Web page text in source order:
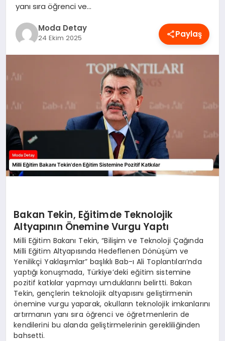
SPOR
yanı sıra öğrenci ve…
Moda Detay
24 Ekim 2025 Paylaş
Bakan Tekin, Eğitimde Teknolojik
Altyapının Önemine Vurgu Yaptı
Milli Eğitim Bakanı Tekin, “Bilişim ve Teknoloji Çağında
Milli Eğitim Altyapısında Hedeflenen Dönüşüm ve
Yenilikçi Yaklaşımlar” başlıklı Bab-ı Ali Toplantıları’nda
yaptığı konuşmada, Türkiye’deki eğitim sistemine
pozitif katkılar yapmayı umduklarını belirtti. Bakan
Tekin, gençlerin teknolojik altyapısını geliştirmenin
önemine vurgu yaparak, okulların teknolojik imkanlarını
artırmanın yanı sıra öğrenci ve öğretmenlerin de
kendilerini bu alanda geliştirmelerinin gerekliliğinden
bahsetti.